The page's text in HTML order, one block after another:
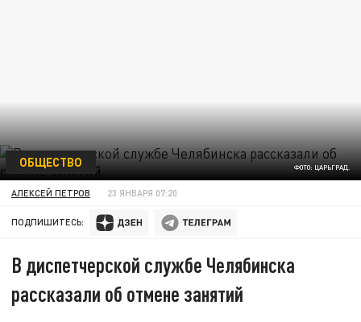
ФОТО: ЦАРЬГРАД.
ОБЩЕСТВО
АЛЕКСЕЙ ПЕТРОВ 23 ЯНВАРЯ 07:20
ПОДПИШИТЕСЬ:
В диспетчерской службе Челябинска
рассказали об отмене занятий